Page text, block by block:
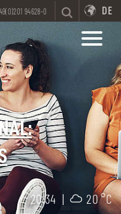
94628-0 DE
20:34 | 20 °C